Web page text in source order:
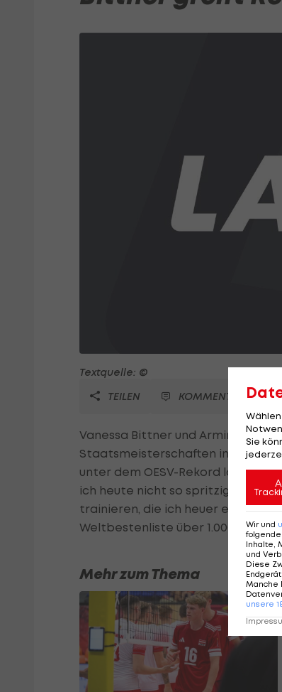
Textquelle: ©
TEILEN
KOMMENTARE
Vanessa Bittner und Armin Hager
Staatsmeisterschaften in Inzell.
unter dem OESV-Rekord lag,
ich heute nicht so spritzig war,
trainieren, die ich heuer
Weltbestenliste über 1.000m.
Mehr zum Thema
Sie
Wir und
Inhalte,
und
Diese
Manche
unsere